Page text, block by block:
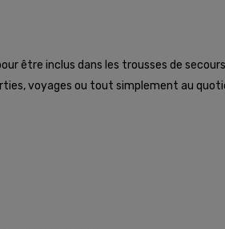
être inclus dans les trousses de
voyages ou tout simplement au